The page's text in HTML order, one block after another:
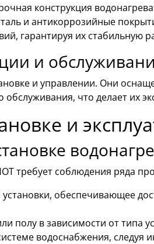
конструкция
и антикоррозийные
гарантируя их стабильную
и
и управлении. Они
что делает их
и
требует соблюдения ряда
обеспечивающее
полу в зависимости от типа
водоснабжения, следуя